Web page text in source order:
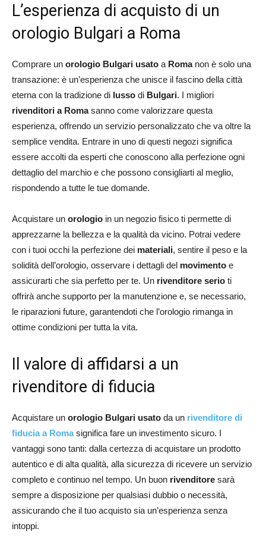
L’esperienza di acquisto di un
orologio Bulgari a Roma
Comprare un orologio Bulgari usato a Romanon è solo una
transazione: è un’esperienza che unisce il fascino della città
eterna con la tradizione di lusso di Bulgari. I migliori
rivenditori a Romasanno come valorizzare questa
esperienza, offrendo un servizio personalizzato che va oltre la
semplice vendita. Entrare in uno di questi negozi significa
essere accolti da esperti che conoscono alla perfezione ogni
dettaglio del marchio e che possono consigliarti al meglio,
rispondendo a tutte le tue domande.
Acquistare un orologio in un negozio fisico ti permette di
apprezzarne la bellezza e la qualità da vicino. Potrai vedere
con i tuoi occhi la perfezione dei materiali, sentire il peso e la
solidità dell’orologio, osservare i dettagli del movimento e
assicurarti che sia perfetto per te. Un rivenditore serio ti
offrirà anche supporto per la manutenzione e, se necessario,
le riparazioni future, garantendoti che l’orologio rimanga in
ottime condizioni per tutta la vita.
Il valore di affidarsi a un
rivenditore di fiducia
Acquistare un orologio Bulgari usato da un rivenditore di
fiducia a Romasignifica fare un investimento sicuro. I
vantaggi sono tanti: dalla certezza di acquistare un prodotto
autentico e di alta qualità, alla sicurezza di ricevere un servizio
completo e continuo nel tempo. Un buon rivenditore sarà
sempre a disposizione per qualsiasi dubbio o necessità,
assicurando che il tuo acquisto sia un’esperienza senza
intoppi.